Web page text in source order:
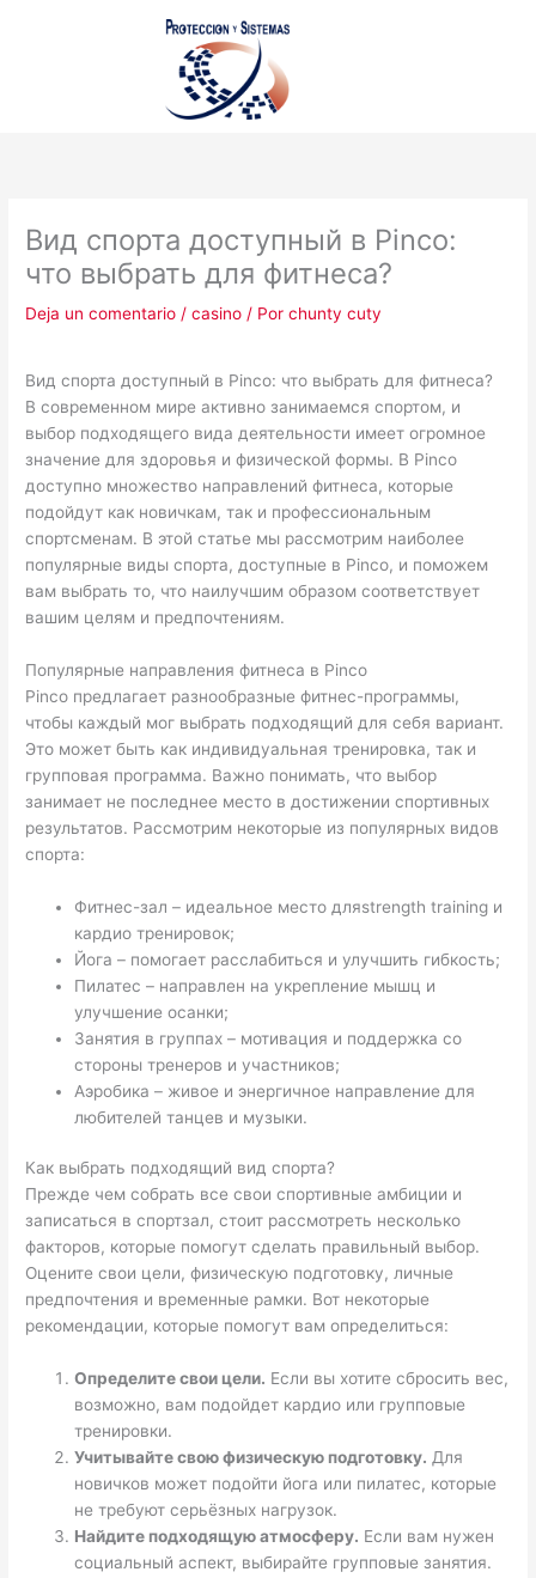
Вид спорта доступный в Pinco:
что выбрать для фитнеса?
Deja un comentario /casino / Porchunty cuty
Вид спорта доступный в Pinco: что выбрать для фитнеса?
В современном мире активно занимаемся спортом, и
выбор подходящего вида деятельности имеет огромное
значение для здоровья и физической формы. В Pinco
доступно множество направлений фитнеса, которые
подойдут как новичкам, так и профессиональным
спортсменам. В этой статье мы рассмотрим наиболее
популярные виды спорта, доступные в Pinco, и поможем
вам выбрать то, что наилучшим образом соответствует
вашим целям и предпочтениям.
Популярные направления фитнеса в Pinco
Pinco предлагает разнообразные фитнес-программы,
чтобы каждый мог выбрать подходящий для себя вариант.
Это может быть как индивидуальная тренировка, так и
групповая программа. Важно понимать, что выбор
занимает не последнее место в достижении спортивных
результатов. Рассмотрим некоторые из популярных видов
спорта:
Фитнес-зал – идеальное место дляstrength training и
кардио тренировок;
Йога – помогает расслабиться и улучшить гибкость;
Пилатес – направлен на укрепление мышц и
улучшение осанки;
Занятия в группах – мотивация и поддержка со
стороны тренеров и участников;
Аэробика – живое и энергичное направление для
любителей танцев и музыки.
Как выбрать подходящий вид спорта?
Прежде чем собрать все свои спортивные амбиции и
записаться в спортзал, стоит рассмотреть несколько
факторов, которые помогут сделать правильный выбор.
Оцените свои цели, физическую подготовку, личные
предпочтения и временные рамки. Вот некоторые
рекомендации, которые помогут вам определиться:
Определите свои цели. Если вы хотите сбросить вес,
возможно, вам подойдет кардио или групповые
тренировки.
Учитывайте свою физическую подготовку. Для
новичков может подойти йога или пилатес, которые
не требуют серьёзных нагрузок.
Найдите подходящую атмосферу. Если вам нужен
социальный аспект, выбирайте групповые занятия.